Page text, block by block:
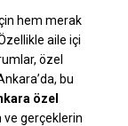
hem merak
aile içi
özel
bu
özel
ve gerçeklerin